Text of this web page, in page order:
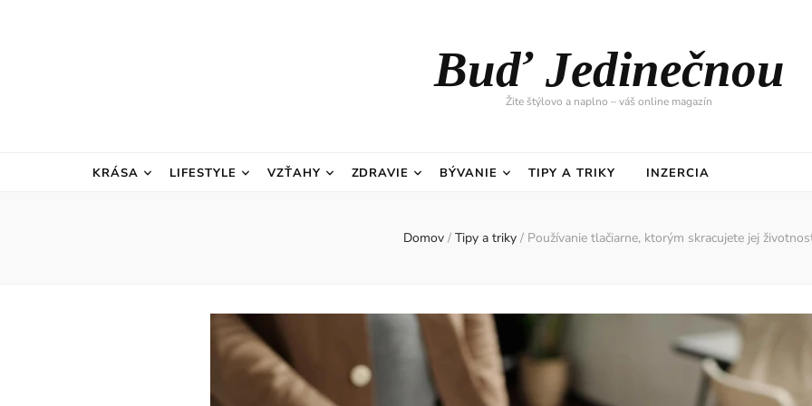
Buď Jedinečnou
Žite štýlovo a naplno – váš online magazín
KRÁSA LIFESTYLE VZŤAHY ZDRAVIE BÝVANIE TIPY A TRIKY INZERCIA
Domov / Tipy a triky / Používanie tlačiarne, ktorým skracujete jej